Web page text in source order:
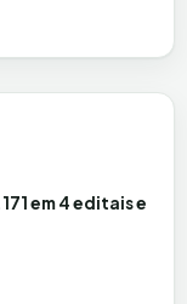
em 4 editais e